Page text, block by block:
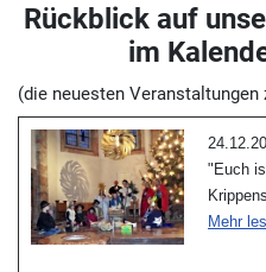
Rückblick auf
im
(die neuesten Veranstaltungen
"Euch
Mehr